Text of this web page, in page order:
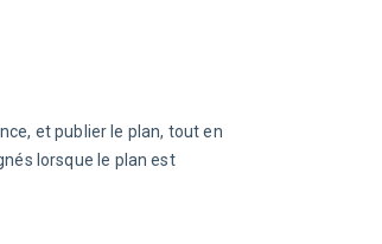
et publier le plan, tout en
lorsque le plan est